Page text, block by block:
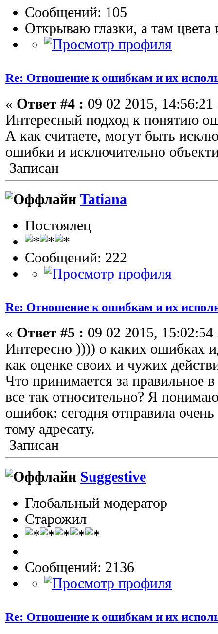
Сообщений: 105
Открываю глазки, а там цвета
Re: Отношение к ошибкам и их
« Ответ #4 : 09 02 2015, 14:56:21
Интересный подход к понятию
А как считаете, могут быть
ошибки и исключительно
Записан
Tatiana
Постоялец
Сообщений: 222
Re: Отношение к ошибкам и их
« Ответ #5 : 09 02 2015, 15:02:54
Интересно )))) о каких ошибках
как оценке своих и чужих
Что принимается за правильное в
все так относительно? Я
ошибок: сегодня отправила
тому адресату.
Записан
Suggestive
Глобальный модератор
Старожил
Сообщений: 2136
Re: Отношение к ошибкам и их